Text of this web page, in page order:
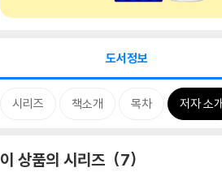
도서정보
시리즈 책소개 목차 저자 소
이 상품의 시리즈 7